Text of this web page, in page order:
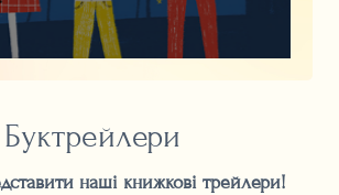
Буктрейлери
наші книжкові трейлери!